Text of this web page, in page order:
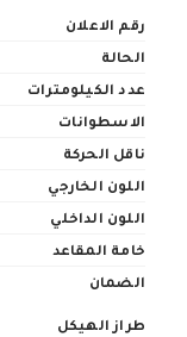
رقم الاعلان
الحالة
عدد الكيلومترات
الاسطوانات
ناقل الحركة
اللون الخارجي
اللون الداخلي
خامة المقاعد
الضمان
طراز الهيكل